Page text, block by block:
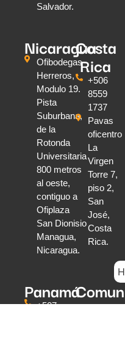
Salvador.
Nicaragua
Ofibodegas
Herreros,
Modulo 19.
Pista
Suburbana,
de la
Rotonda
Universitaria
800 metros
al oeste,
contiguo a
Ofiplaza
San Dionisio
Managua,
Nicaragua.
Costa
Rica
+506
8559
1737
Pavas
oficentro
La
Virgen
Torre 7,
piso 2,
San
José,
Costa
Rica.
Panamá
+507